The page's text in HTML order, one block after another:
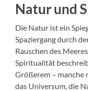
Natur und
Die Natur ist ein
Spaziergang durch
Rauschen des
Spiritualität
Größerem – manche
das Universum, die